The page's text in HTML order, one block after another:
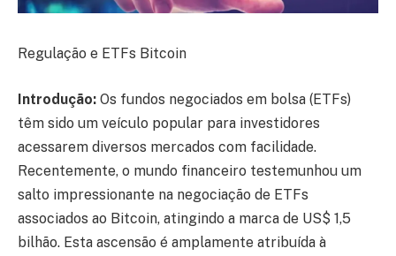
Regulação e ETFs Bitcoin
Introdução: Os fundos negociados em bolsa (ETFs)
têm sido um veículo popular para investidores
acessarem diversos mercados com facilidade.
Recentemente, o mundo financeiro testemunhou um
salto impressionante na negociação de ETFs
associados ao Bitcoin, atingindo a marca de US$ 1,5
bilhão. Esta ascensão é amplamente atribuída à